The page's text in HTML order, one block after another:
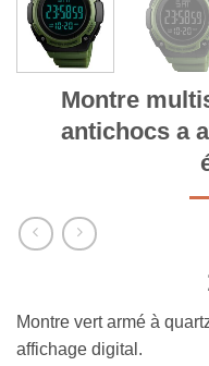
Montre
antichocs a
Montre vert armé à
affichage digital.